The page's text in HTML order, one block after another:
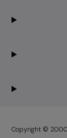
Copyright ©